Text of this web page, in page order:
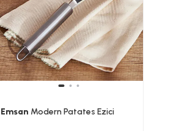
Emsan Modern Patates Ezici